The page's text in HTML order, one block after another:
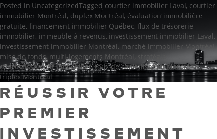
Posted in UncategorizedTagged courtier immobilier Laval, courtier
immobilier Montréal, duplex Montréal, évaluation immobilière
gratuite, financement immobilier Québec, flux de trésorerie
immobilier, immeuble à revenus, investissement immobilier Laval,
investissement immobilier Montréal, marché immobilier Montréal,
mise de fonds, multi‑logements Montréal, stratégie
d’investissement immobilier,taux de capitalisation Montréal,
triplex Montréal
RÉUSSIR VOTRE
PREMIER
INVESTISSEMENT